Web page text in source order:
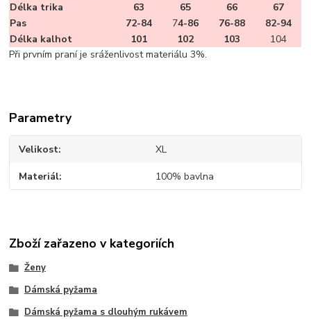
Délka trika
63 65 66
67
Pas
72-84 74-86 76-88
82-94
Délka kalhot
101 102 103
104
Při prvním praní je sráženlivost materiálu 3%.
Parametry
Velikost XL
Materiál 100% bavlna
Zboží zařazeno v kategoriích
Ženy
Dámská pyžama
Dámská pyžama s dlouhým rukávem